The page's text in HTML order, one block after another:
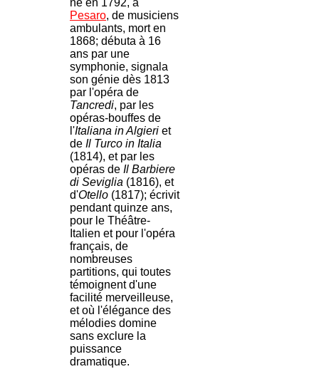
né en 1792, à
Pesaro, de musiciens
ambulants, mort en
1868; débuta à 16
ans par une
symphonie, signala
son génie dès 1813
par l'opéra de
Tancredi, par les
opéras-bouffes de
l'Italiana in Algieri et
de Il Turco in Italia
(1814), et par les
opéras de Il Barbiere
di Seviglia (1816), et
d'Otello (1817); écrivit
pendant quinze ans,
pour le Théâtre-
Italien et pour l'opéra
français, de
nombreuses
partitions, qui toutes
témoignent d'une
facilité merveilleuse,
et où l'élégance des
mélodies domine
sans exclure la
puissance
dramatique.